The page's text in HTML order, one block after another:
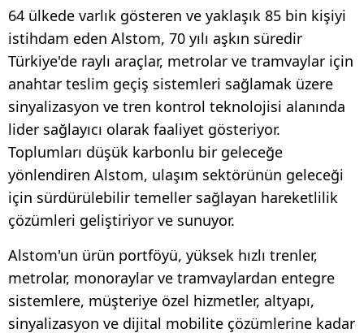
64 ülkede varlık gösteren ve yaklaşık 85 bin kişiyi
istihdam eden Alstom, 70 yılı aşkın süredir
Türkiye'de raylı araçlar, metrolar ve tramvaylar için
anahtar teslim geçiş sistemleri sağlamak üzere
sinyalizasyon ve tren kontrol teknolojisi alanında
lider sağlayıcı olarak faaliyet gösteriyor.
Toplumları düşük karbonlu bir geleceğe
yönlendiren Alstom, ulaşım sektörünün geleceği
için sürdürülebilir temeller sağlayan hareketlilik
çözümleri geliştiriyor ve sunuyor.
Alstom'un ürün portföyü, yüksek hızlı trenler,
metrolar, monoraylar ve tramvaylardan entegre
sistemlere, müşteriye özel hizmetler, altyapı,
sinyalizasyon ve dijital mobilite çözümlerine kadar